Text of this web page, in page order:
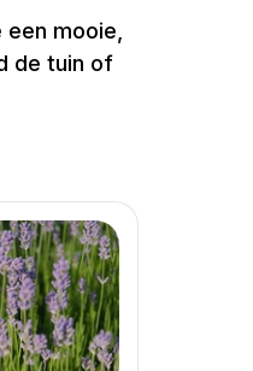
mooie,
de tuin of